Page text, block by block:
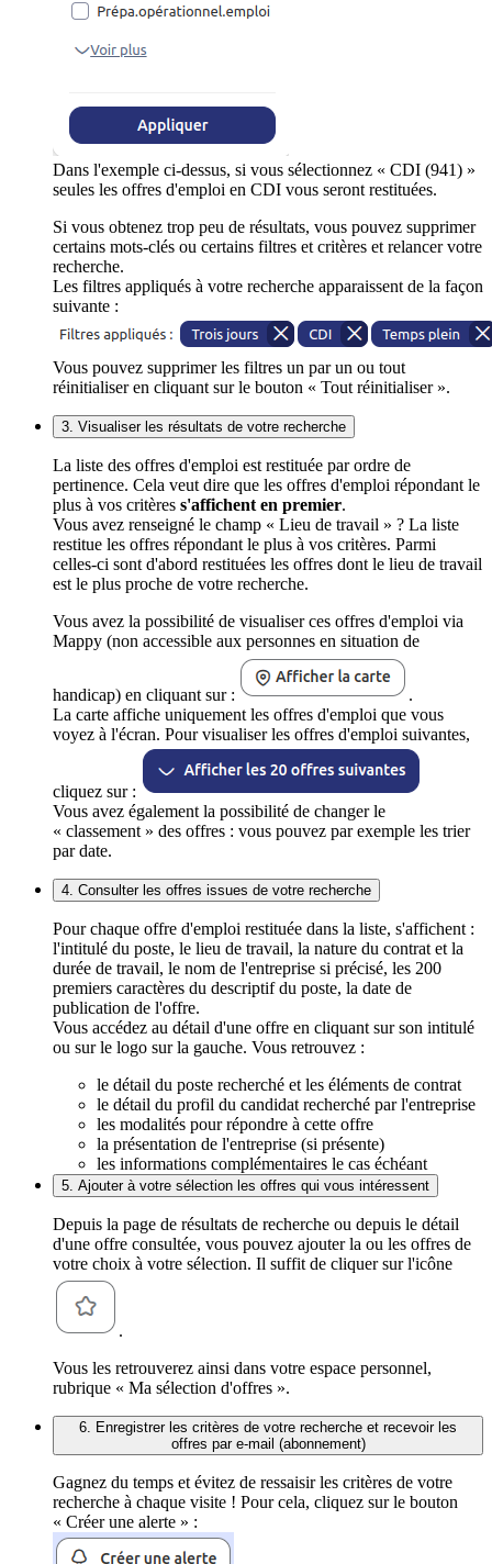
Dans l'exemple ci-dessus, si vous sélectionnez « CDI (941) »
seules les offres d'emploi en CDI vous seront restituées.
Si vous obtenez trop peu de résultats, vous pouvez supprimer
certains mots-clés ou certains filtres et critères et relancer votre
recherche.
Les filtres appliqués à votre recherche apparaissent de la façon
suivante :
Vous pouvez supprimer les filtres un par un ou tout
réinitialiser en cliquant sur le bouton « Tout réinitialiser ».
3. Visualiser les résultats de votre recherche
La liste des offres d'emploi est restituée par ordre de
pertinence. Cela veut dire que les offres d'emploi répondant le
plus à vos critères s'affichent en premier.
Vous avez renseigné le champ « Lieu de travail » ? La liste
restitue les offres répondant le plus à vos critères. Parmi
celles-ci sont d'abord restituées les offres dont le lieu de travail
est le plus proche de votre recherche.
Vous avez la possibilité de visualiser ces offres d'emploi via
Mappy (non accessible aux personnes en situation de
handicap) en cliquant sur :
.
La carte affiche uniquement les offres d'emploi que vous
voyez à l'écran. Pour visualiser les offres d'emploi suivantes,
cliquez sur :
Vous avez également la possibilité de changer le
« classement » des offres : vous pouvez par exemple les trier
par date.
4. Consulter les offres issues de votre recherche
Pour chaque offre d'emploi restituée dans la liste, s'affichent :
l'intitulé du poste, le lieu de travail, la nature du contrat et la
durée de travail, le nom de l'entreprise si précisé, les 200
premiers caractères du descriptif du poste, la date de
publication de l'offre.
Vous accédez au détail d'une offre en cliquant sur son intitulé
ou sur le logo sur la gauche. Vous retrouvez :
le détail du poste recherché et les éléments de contrat
le détail du profil du candidat recherché par l'entreprise
les modalités pour répondre à cette offre
la présentation de l'entreprise (si présente)
les informations complémentaires le cas échéant
5. Ajouter à votre sélection les offres qui vous intéressent
Depuis la page de résultats de recherche ou depuis le détail
d'une offre consultée, vous pouvez ajouter la ou les offres de
votre choix à votre sélection. Il suffit de cliquer sur l'icône
.
Vous les retrouverez ainsi dans votre espace personnel,
rubrique « Ma sélection d'offres ».
6. Enregistrer les critères de votre recherche et recevoir les
offres par e-mail (abonnement)
Gagnez du temps et évitez de ressaisir les critères de votre
recherche à chaque visite ! Pour cela, cliquez sur le bouton
« Créer une alerte » :